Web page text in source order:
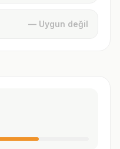
— Uygun değil